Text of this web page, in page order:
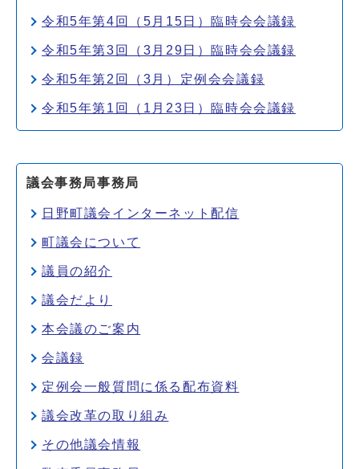
令和5年第4回（5月15日）臨時会会議録
令和5年第3回（3月29日）臨時会会議録
令和5年第2回（3月）定例会会議録
令和5年第1回（1月23日）臨時会会議録
議会事務局事務局
日野町議会インターネット配信
町議会について
議員の紹介
議会だより
本会議のご案内
会議録
定例会一般質問に係る配布資料
議会改革の取り組み
その他議会情報